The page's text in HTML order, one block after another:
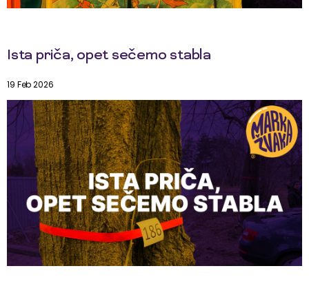
Ista priča, opet sečemo stabla
19 Feb 2026